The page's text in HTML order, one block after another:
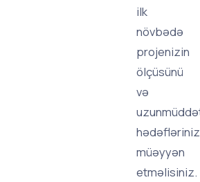
ilk
növbədə
projenizin
ölçüsünü
və
müəyyən
etməlisiniz.